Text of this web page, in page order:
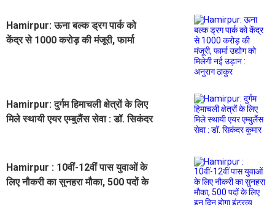
Hamirpur: ऊना बल्क ड्रग पार्क को
केंद्र से 1000 करोड़ की मंजूरी, फार्मा
Hamirpur: दुर्गम हिमाचली क्षेत्रों के लिए
मिले स्थायी एयर एम्बुलैंस सेवा : डॉ. सिकंदर
Hamirpur : 10वीं-12वीं पास युवाओं के
लिए नौकरी का सुनहरा मौका, 500 पदों के